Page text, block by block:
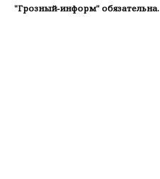
"Грозный-информ" обязательна.